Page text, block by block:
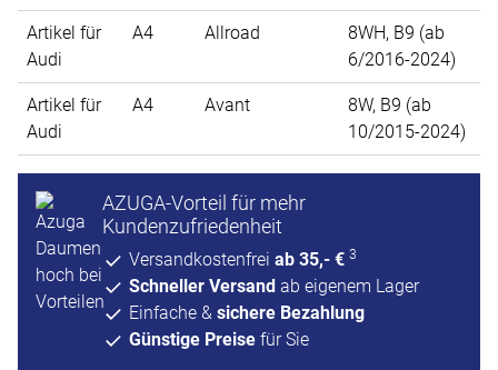
Artikel für
Audi
A4 Allroad
8WH, B9 (ab
6/2016-2024)
Artikel für
Audi
A4 Avant
8W, B9 (ab
10/2015-2024)
AZUGA-Vorteil für mehr
Kundenzufriedenheit
Versandkostenfrei ab 35,- € 3
Schneller Versand ab eigenem Lager
Einfache & sichere Bezahlung
Günstige Preise für Sie